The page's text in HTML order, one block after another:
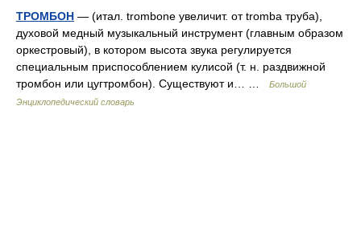
ТРОМБОН — (итал. trombone увеличит. от tromba труба),
духовой медный музыкальный инструмент (главным образом
оркестровый), в котором высота звука регулируется
специальным приспособлением кулисой (т. н. раздвижной
тромбон или цугтромбон). Существуют и… …
Большой
Энциклопедический словарь